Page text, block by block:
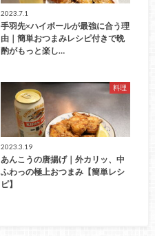
2023.7.1
手羽先×ハイボールが最強に合う理
由｜簡単おつまみレシピ付きで晩
酌がもっと楽し…
料理
2023.3.19
あんこうの唐揚げ｜外カリッ、中
ふわっの極上おつまみ【簡単レシ
ピ】